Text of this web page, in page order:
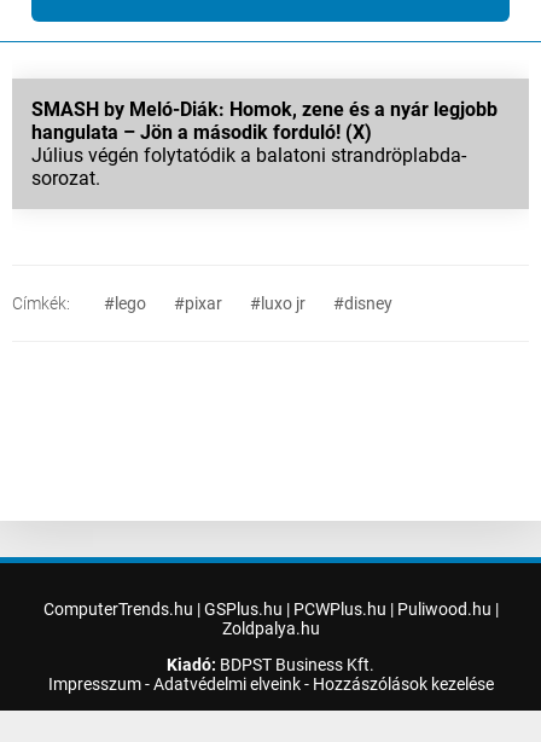
SMASH by Meló-Diák: Homok, zene és a nyár legjobb
hangulata – Jön a második forduló! (X)
Július végén folytatódik a balatoni strandröplabda-
sorozat.
Címkék: #lego #pixar #luxo jr #disney
ComputerTrends.hu |GSPlus.hu | PCWPlus.hu | Puliwood.hu |
Zoldpalya.hu
Kiadó: BDPST Business Kft.
Impresszum-Adatvédelmi elveink- Hozzászólások kezelése